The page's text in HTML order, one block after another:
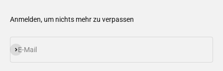
Anmelden, um nichts mehr zu verpassen
E-Mail
Abonnieren